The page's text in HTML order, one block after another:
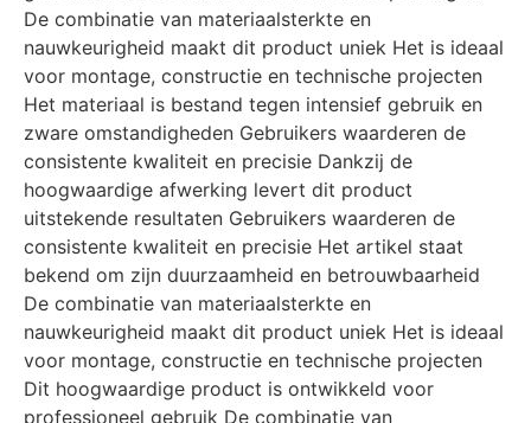
De combinatie van materiaalsterkte en
nauwkeurigheid maakt dit product uniek Het is ideaal
voor montage, constructie en technische projecten
Het materiaal is bestand tegen intensief gebruik en
zware omstandigheden Gebruikers waarderen de
consistente kwaliteit en precisie Dankzij de
hoogwaardige afwerking levert dit product
uitstekende resultaten Gebruikers waarderen de
consistente kwaliteit en precisie Het artikel staat
bekend om zijn duurzaamheid en betrouwbaarheid
De combinatie van materiaalsterkte en
nauwkeurigheid maakt dit product uniek Het is ideaal
voor montage, constructie en technische projecten
Dit hoogwaardige product is ontwikkeld voor
professioneel gebruik De combinatie van